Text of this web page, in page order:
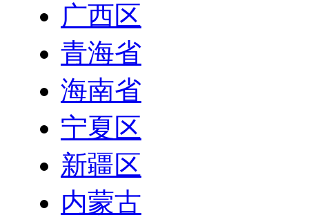
广西区
青海省
海南省
宁夏区
新疆区
内蒙古